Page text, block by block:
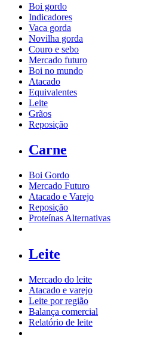
Boi gordo
Indicadores
Vaca gorda
Novilha gorda
Couro e sebo
Mercado futuro
Boi no mundo
Atacado
Equivalentes
Leite
Grãos
Reposição
Carne
Boi Gordo
Mercado Futuro
Atacado e Varejo
Reposição
Proteínas Alternativas
Leite
Mercado do leite
Atacado e varejo
Leite por região
Balança comercial
Relatório de leite